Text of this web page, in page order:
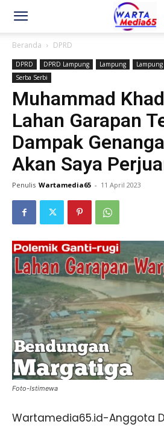
Beranda DPRD
DPRD DPRD Lampung Lampung
Serba Serbi
Muhammad
Lahan Garapan
Dampak
Akan Saya
Penulis Wartamedia65 - 11 April 2023
Foto-Istimewa
Wartamedia65.id-Anggota